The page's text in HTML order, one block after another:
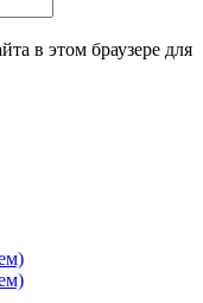
в этом браузере для